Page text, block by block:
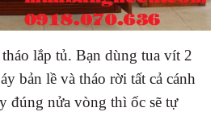
lắp tủ. Bạn dùng tua vít 2
bản lề và tháo rời tất cả cánh
đúng nửa vòng thì ốc sẽ tự